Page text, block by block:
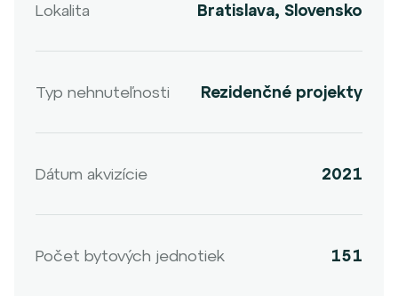
Lokalita Bratislava, Slovensko
Typ nehnuteľnosti Rezidenčné projekty
Dátum akvizície 2021
Počet bytových jednotiek 151